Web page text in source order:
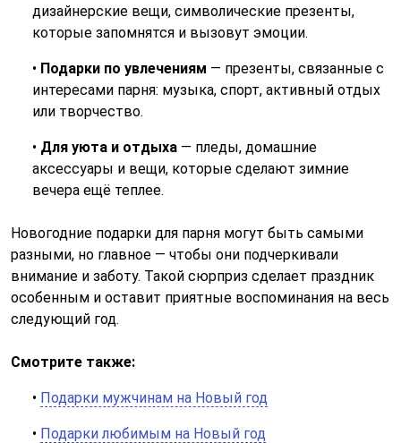
дизайнерские вещи, символические презенты,
которые запомнятся и вызовут эмоции.
• Подарки по увлечениям — презенты, связанные с
интересами парня: музыка, спорт, активный отдых
или творчество.
• Для уюта и отдыха — пледы, домашние
аксессуары и вещи, которые сделают зимние
вечера ещё теплее.
Новогодние подарки для парня могут быть самыми
разными, но главное — чтобы они подчеркивали
внимание и заботу. Такой сюрприз сделает праздник
особенным и оставит приятные воспоминания на весь
следующий год.
Смотрите также:
• Подарки мужчинам на Новый год
• Подарки любимым на Новый год